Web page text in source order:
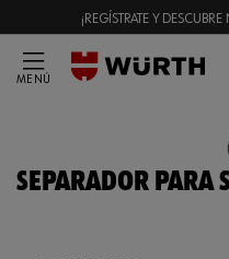
¡REGÍSTRATE Y
MENÚ
SEPARADOR PARA